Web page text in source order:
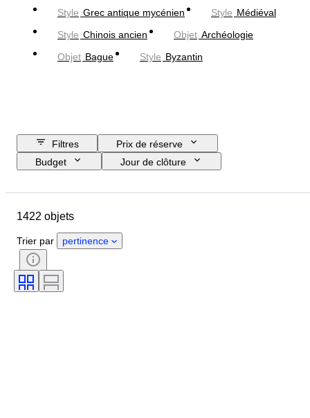
Style Grec antique mycénien Style Médiéval
Style Chinois ancien Objet Archéologie
Objet Bague Style Byzantin
Filtres
Prix de réserve
Budget
Jour de clôture
Matériau
Époque
Style
Signature
Original / Réplique
Types d'archéologie
1422 objets
Trier par pertinence